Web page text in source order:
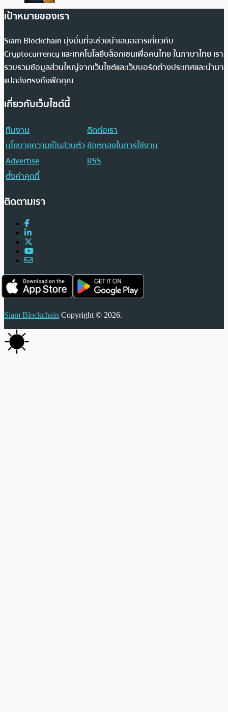
เป้าหมายของเรา
Siam Blockchain มุ่งมั่นที่จะช่วยนำเสนอสารเกี่ยวกับ
Cryptocurrency และเทคโนโลยีบล็อกเชนเพื่อคนไทย ในภาษาไทย เรา
รวบรวมข้อมูลส่วนใหญ่จากเว็บไซต์และเว็บบอร์ดต่างประเทศและนำมา
แปลส่งตรงถึงฟีดคุณ
เกี่ยวกับเว็บไซต์นี้
ทีมงาน
ติดต่อเรา
นโยบายความเป็นส่วนตัวข้อตกลงในการใช้งาน
Advertise
RSS
ตั้งค่าคุกกี้
ติดตามเรา
Siam Blockchain Copyright © 2026.